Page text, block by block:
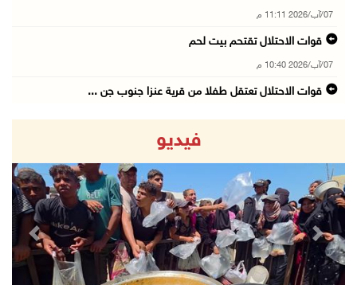
07/آب/2026 11:11 م
قوات الاحتلال تقتحم بيت لحم
07/آب/2026 10:40 م
قوات الاحتلال تعتقل طفلا من قرية عنزا جنوب جن ...
قوات الاحتلال تغلق مداخل يعبد جنوب غرب جنين
07/آب/2026 10:15 م
الاحتلال يعيق تنقل المواطنين ويقتحم بلدات شرق ...
07/آب/2026 08:52 م
إصابة مواطنين في اعتداء للمستعمرين في بيت دجن
07/آب/2026 08:48 م
فيديو
Next